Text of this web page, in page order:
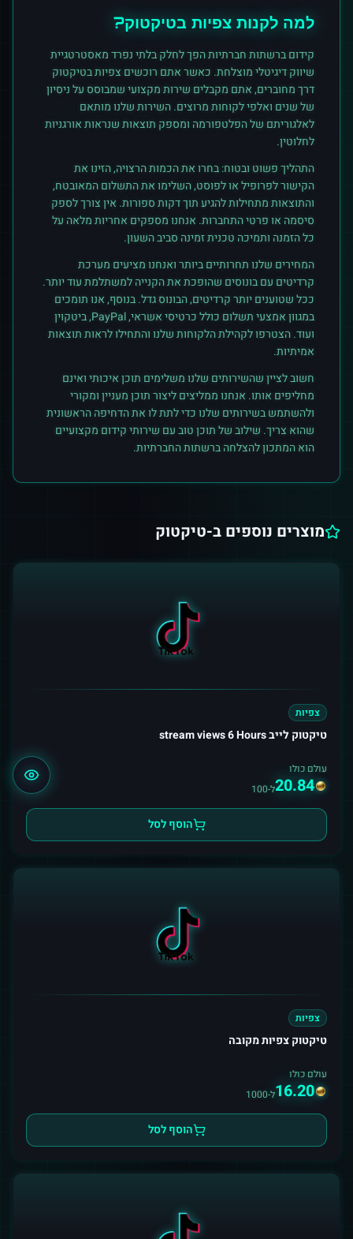
למה לקנות צפיות בטיקטוק?
קידום ברשתות חברתיות הפך לחלק בלתי נפרד מאסטרטגיית
שיווק דיגיטלי מוצלחת. כאשר אתם רוכשים צפיותבטיקטוק
דרך מחוברים, אתם מקבלים שירות מקצועי שמבוסס על ניסיון
של שנים ואלפי לקוחות מרוצים. השירות שלנו מותאם
לאלגוריתם של הפלטפורמה ומספק תוצאות שנראות אורגניות
לחלוטין.
התהליך פשוט ובטוח: בחרו את הכמות הרצויה, הזינו את
הקישור לפרופיל או לפוסט, השלימו את התשלום המאובטח,
והתוצאות מתחילות להגיע תוך דקות ספורות. אין צורך לספק
סיסמה או פרטי התחברות. אנחנו מספקים אחריות מלאה על
כל הזמנה ותמיכה טכנית זמינה סביב השעון.
המחירים שלנו תחרותיים ביותר ואנחנו מציעים מערכת
קרדיטים עם בונוסים שהופכת את הקנייה למשתלמת עוד יותר.
ככל שטוענים יותר קרדיטים, הבונוס גדל. בנוסף, אנו תומכים
במגוון אמצעי תשלום כולל כרטיסי אשראי, PayPal, ביטקוין
ועוד. הצטרפו לקהילת הלקוחות שלנו והתחילו לראות תוצאות
אמיתיות.
חשוב לציין שהשירותים שלנו משלימים תוכן איכותי ואינם
מחליפים אותו. אנחנו ממליצים ליצור תוכן מעניין ומקורי
ולהשתמש בשירותים שלנו כדי לתת לו את הדחיפה הראשונית
שהוא צריך. שילוב של תוכן טוב עם שירותי קידום מקצועיים
הוא המתכון להצלחה ברשתות החברתיות.
מוצרים נוספים ב-טיקטוק
צפיות
טיקטוק לייב stream views 6 Hours
עולם כולו
20.84ל-100
הוסף לסל
צפיות
טיקטוק צפיות מקובה
עולם כולו
16.20ל-1000
הוסף לסל